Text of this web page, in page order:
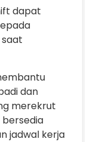
dapat
dan
merekrut
jadwal kerja